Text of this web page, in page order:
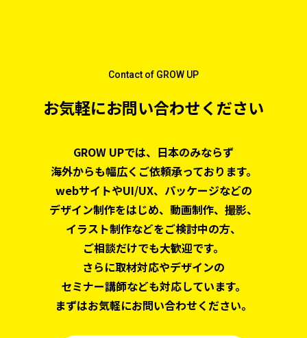
お気軽にお問い合わせください
Contact of GROW UP
GROW UPでは、日本のみならず
海外からも幅広くご依頼承っております。
webサイトやUI/UX、パッケージなどの
デザイン制作をはじめ、 動画制作、撮影、
イラスト制作などをご検討中の方、
ご相談だけでも大歓迎です。
さらに取材対応やデザインの
セミナー講師なども対応しています。
まずはお気軽にお問い合わせください。